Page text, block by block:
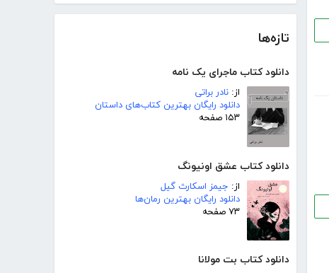
تازه‌ها
دانلود کتاب ماجرای یک نامه
از: نادر براتی
دانلود رایگان بهترین کتاب‌های داستان
۱۵۳ صفحه
دانلود کتاب عشق اونیونگ
از: جیمز اسکارث گیل
دانلود رایگان بهترین رمان‌ها
۷۳ صفحه
دانلود کتاب بت مولانا